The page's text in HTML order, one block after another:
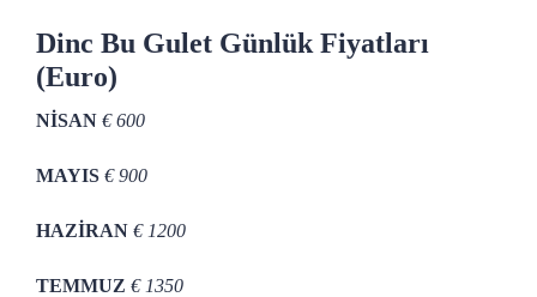
Dinc Bu Gulet Günlük Fiyatları
(Euro)
NİSAN € 600
MAYIS € 900
HAZİRAN € 1200
TEMMUZ € 1350